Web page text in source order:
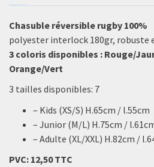
Chasuble réversible rugby 100%
polyester interlock 180gr, robuste
3 coloris disponibles : Rouge/
Orange/Vert
3 tailles disponibles: 7
– Kids (XS/S) H.65cm / l.55cm
– Junior (M/L) H.75cm /
– Adulte (XL/XXL) H.82cm /
PVC: 12,50 TTC